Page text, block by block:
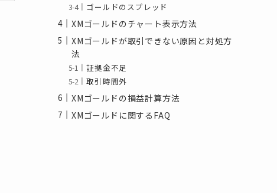
ゴールドのスプレッド
XMゴールドのチャート表示方法
XMゴールドが取引できない原因と対処方
法
証拠金不足
取引時間外
XMゴールドの損益計算方法
XMゴールドに関するFAQ